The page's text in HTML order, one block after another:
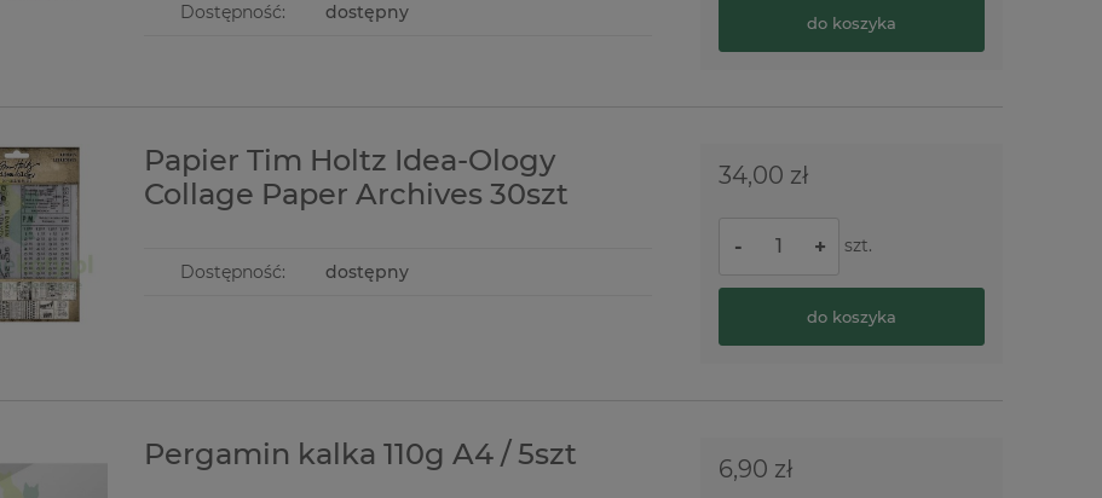
Dostępność: dostępny do koszyka
Papier Tim Holtz Idea-Ology
Collage Paper Archives 30szt
Dostępność: dostępny
34,00 zł
- + szt.
do koszyka
Pergamin kalka 110g A4 / 5szt 6,90 zł